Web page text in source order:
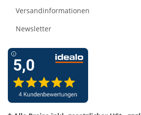
Versandinformationen
Newsletter